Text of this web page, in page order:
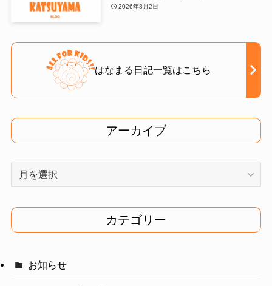
2026年8月2日
はなまる日記一覧はこちら
アーカイブ
イ
ブ
カテゴリー
お知らせ